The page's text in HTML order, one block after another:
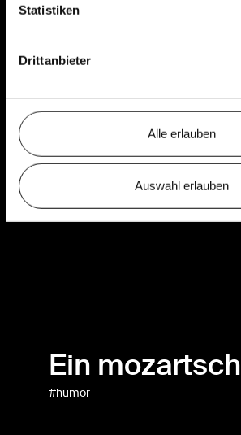
Statistiken
Drittanbieter
Alle erlauben
Auswahl erlauben
Ein
#humor